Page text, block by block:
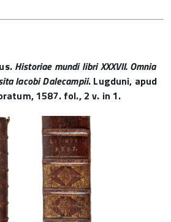
Historiae mundi libri XXXVII. Omnia
Iacobi Dalecampii. Lugduni, apud
1587. fol., 2 v. in 1.